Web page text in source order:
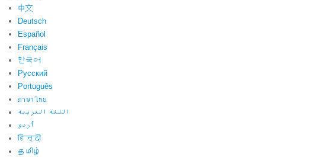
中文
Deutsch
Español
Français
한국어
Русский
Português
ภาษาไทย
اللغة العربية
اُردو
हिन्दी
தமிழ்